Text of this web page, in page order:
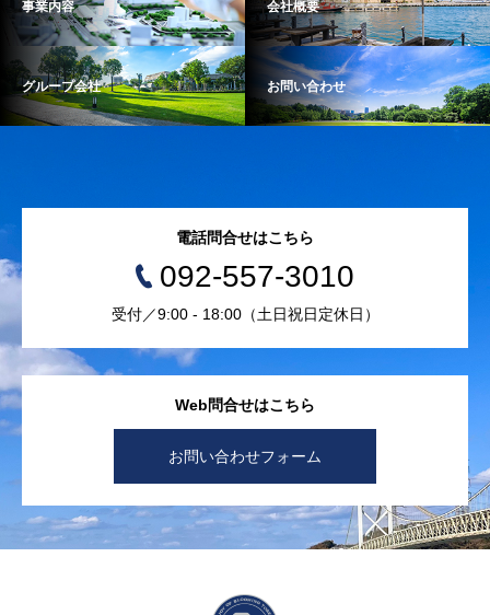
事業内容 会社概要
グループ会社 お問い合わせ
Web問合せはこちら
お問い合わせフォーム
電話問合せはこちら
092-557-3010
受付／9:00 - 18:00（土日祝日定休日）